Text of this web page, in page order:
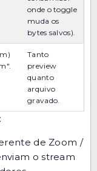
onde o toggle
muda os
bytes salvos).
Tanto
preview
quanto
arquivo
gravado.
de Zoom /
o stream